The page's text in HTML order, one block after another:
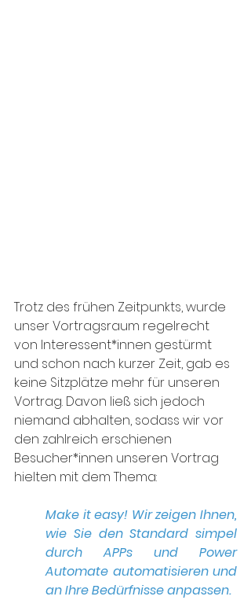
Trotz des frühen Zeitpunkts, wurde
unser Vortragsraum regelrecht
von Interessent*innen gestürmt
und schon nach kurzer Zeit, gab es
keine Sitzplätze mehr für unseren
Vortrag. Davon ließ sich jedoch
niemand abhalten, sodass wir vor
den zahlreich erschienen
Besucher*innen unseren Vortrag
hielten mit dem Thema:
Make it easy! Wir zeigen Ihnen,
wie Sie den Standard simpel
durch APPs und Power
Automate automatisieren und
an Ihre Bedürfnisse anpassen.